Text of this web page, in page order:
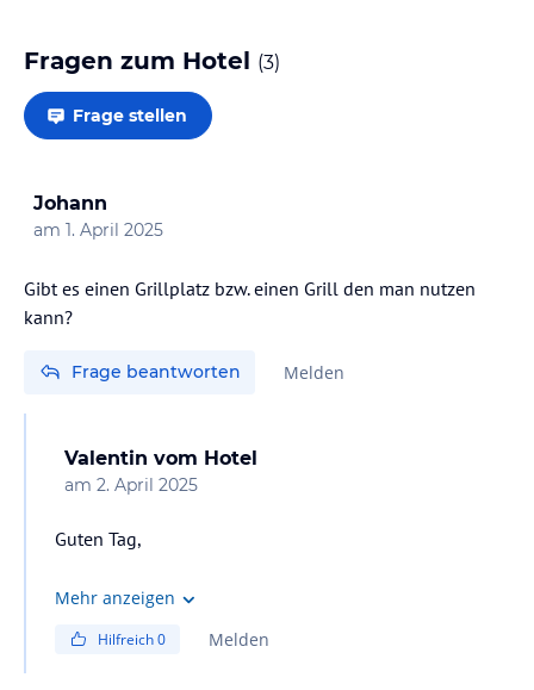
Fragen zum Hotel (3)
Frage stellen
Johann
am 1. April 2025
Gibt es einen Grillplatz bzw. einen Grill den man nutzen
kann?
Frage beantworten Melden
Valentin vom Hotel
am 2. April 2025
Guten Tag,
derzeit gibt es keinen angelegten Grillplatz auf
möglich.
Mehr anzeigen
Hilfreich0 Melden